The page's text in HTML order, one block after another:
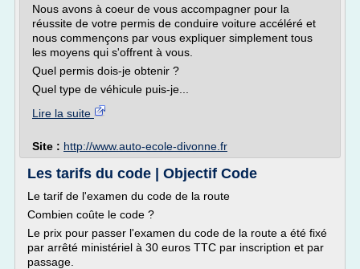
Nous avons à coeur de vous accompagner pour la
réussite de votre permis de conduire voiture accéléré et
nous commençons par vous expliquer simplement tous
les moyens qui s'offrent à vous.
Quel permis dois-je obtenir ?
Quel type de véhicule puis-je...
Lire la suite
Site : http://www.auto-ecole-divonne.fr
Les tarifs du code | Objectif Code
Le tarif de l'examen du code de la route
Combien coûte le code ?
Le prix pour passer l'examen du code de la route a été fixé
par arrêté ministériel à 30 euros TTC par inscription et par
passage.